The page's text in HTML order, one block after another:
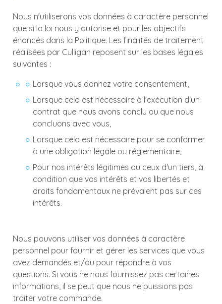
Nous n'utiliserons vos données à caractère personnel
que si la loi nous y autorise et pour les objectifs
énoncés dans la Politique. Les finalités de traitement
réalisées par Culligan reposent sur les bases légales
suivantes :
Lorsque vous donnez votre consentement,
Lorsque cela est nécessaire à l'exécution d'un
contrat que nous avons conclu ou que nous
concluons avec vous,
Lorsque cela est nécessaire pour se conformer
à une obligation légale ou réglementaire,
Pour nos intérêts légitimes ou ceux d'un tiers, à
condition que vos intérêts et vos libertés et
droits fondamentaux ne prévalent pas sur ces
intérêts.
Nous pouvons utiliser vos données à caractère
personnel pour fournir et gérer les services que vous
avez demandés et/ou pour répondre à vos
questions. Si vous ne nous fournissez pas certaines
informations, il se peut que nous ne puissions pas
traiter votre commande.